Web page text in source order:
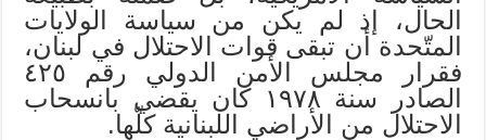
الحال، إذ لم يكن من سياسة الولايات
المتّحدة أن تبقى قوات الاحتلال في لبنان،
فقرار مجلس الأمن الدولي رقم ٤٢٥
الصادر سنة ١٩٧٨ كان يقضي بانسحاب
الاحتلال من الأراضي اللبنانية كلّها.